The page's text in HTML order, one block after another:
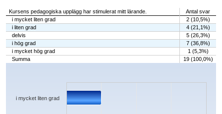
Kursens pedagogiska upplägg har stimulerat mitt lärande.
Antal svar
i mycket liten grad
2 (10,5%)
i liten grad
4 (21,1%)
delvis
5 (26,3%)
i hög grad
7 (36,8%)
i mycket hög grad
1 (5,3%)
Summa
19 (100,0%)
Chart
The chart has 1 X axis displaying categories.
The chart has 1 Y axis displaying values. Data ranges from 1 to 7.
i mycket liten grad